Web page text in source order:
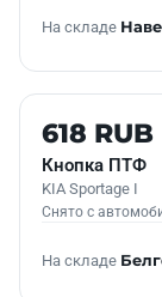
На складе
Б/У В НАЛИЧИИ
618 RUB
Кнопка ПТФ
KIA Sportage I
Снято с
На складе